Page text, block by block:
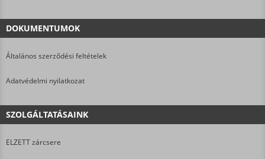
DOKUMENTUMOK
Általános szerződési feltételek
Adatvédelmi nyilatkozat
SZOLGÁLTATÁSAINK
ELZETT zárcsere